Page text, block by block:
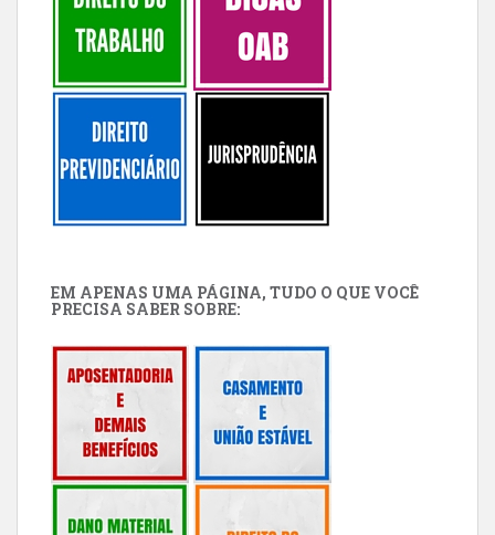
EM APENAS UMA PÁGINA, TUDO O QUE VOCÊ
PRECISA SABER SOBRE: